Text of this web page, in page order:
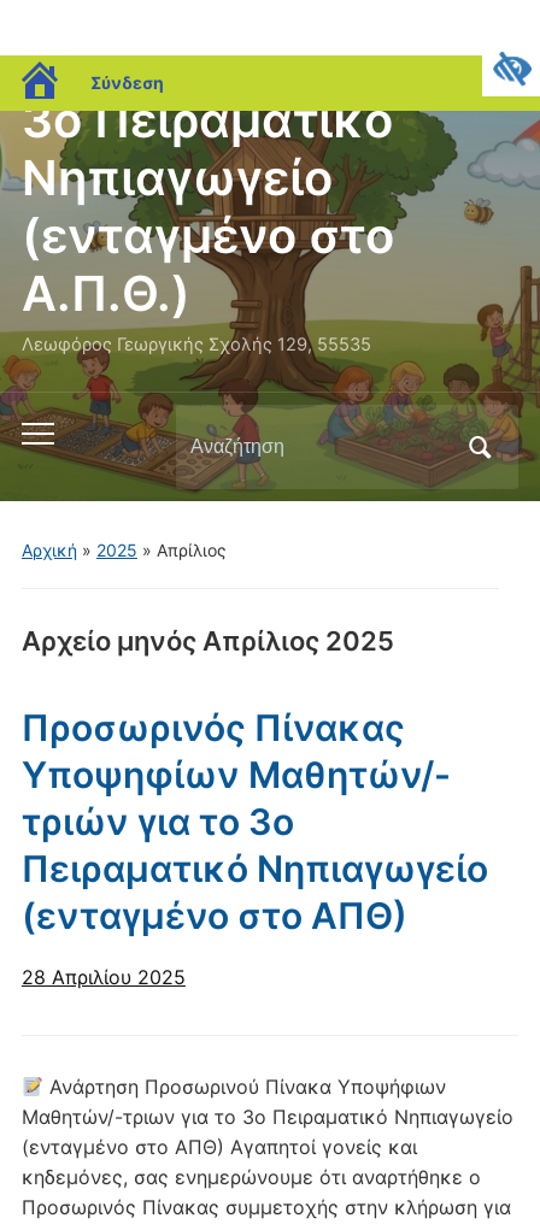
blogs.sch.gr
Σύνδεση
3ο Πειραματικό
Νηπιαγωγείο
(ενταγμένο στο
Α.Π.Θ.)
Λεωφόρος Γεωργικής Σχολής 129, 55535
Εναλλαγή
μενού
για
Αναζήτηση
για:
Αρχική» 2025 » Απρίλιος
Αρχείο μηνός Απρίλιος 2025
Προσωρινός Πίνακας
Υποψηφίων Μαθητών/-
τριών για το 3ο
Πειραματικό Νηπιαγωγείο
(ενταγμένο στο ΑΠΘ)
28 Απριλίου 2025
Ανάρτηση Προσωρινού Πίνακα Υποψήφιων
Μαθητών/-τριων για το 3ο Πειραματικό Νηπιαγωγείο
(ενταγμένο στο ΑΠΘ) Αγαπητοί γονείς και
κηδεμόνες, σας ενημερώνουμε ότι αναρτήθηκε ο
Προσωρινός Πίνακας συμμετοχής στην κλήρωση για